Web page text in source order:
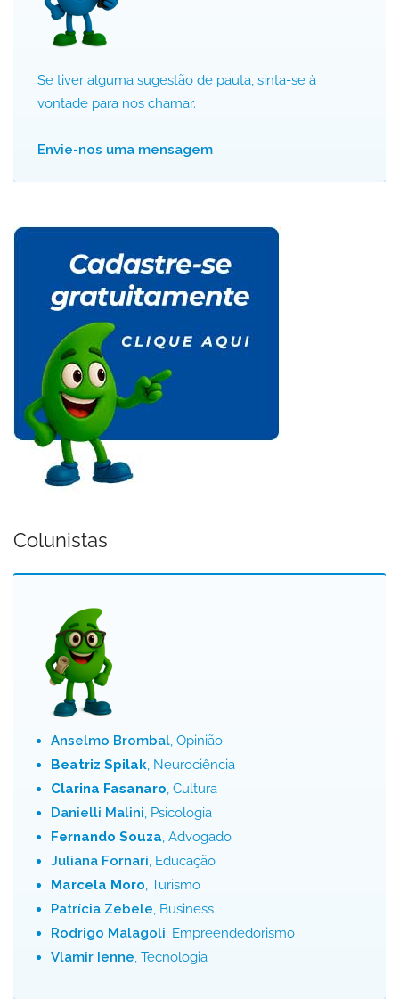
Se tiver alguma sugestão de pauta, sinta-se à
vontade para nos chamar.
Envie-nos uma mensagem
Colunistas
Anselmo Brombal, Opinião
Beatriz Spilak, Neurociência
Clarina Fasanaro, Cultura
Danielli Malini, Psicologia
Fernando Souza, Advogado
Juliana Fornari, Educação
Marcela Moro, Turismo
Patrícia Zebele, Business
Rodrigo Malagoli, Empreendedorismo
Vlamir Ienne, Tecnologia